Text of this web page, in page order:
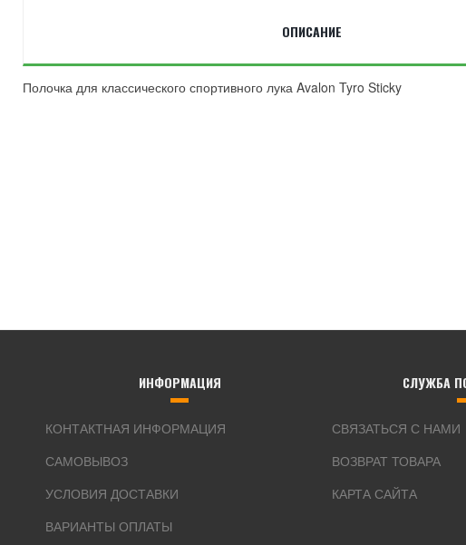
ОПИСАНИЕ
Полочка для классического спортивного лука Avalon Tyro Sticky
ИНФОРМАЦИЯ
КОНТАКТНАЯ ИНФОРМАЦИЯ
САМОВЫВОЗ
УСЛОВИЯ ДОСТАВКИ
ВАРИАНТЫ ОПЛАТЫ
СЛУЖБА
СВЯЗАТЬСЯ С НАМИ
ВОЗВРАТ ТОВАРА
КАРТА САЙТА